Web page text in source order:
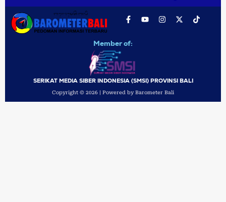
Member of:
SERIKAT MEDIA SIBER INDONESIA (SMSI) PROVINSI BALI
Copyright © 2026 | Powered by Barometer Bali